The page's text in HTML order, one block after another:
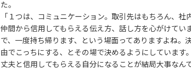
た。
「１つは、コミュニケーション。取引先はもちろん、
仲間から信用してもらえる伝え方、話し方を心がけて
で、一度持ち帰ります、という場面ってありますよね
由でこっちにする、とその場で決めるようにしていま
丈夫と信用してもらえる自分になることが結局大事なん